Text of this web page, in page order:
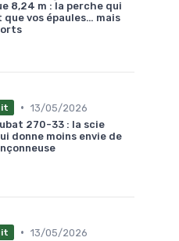
8,24 m : la perche qui
que vos épaules… mais
• 13/05/2026
270-33 : la scie
donne moins envie de
• 13/05/2026